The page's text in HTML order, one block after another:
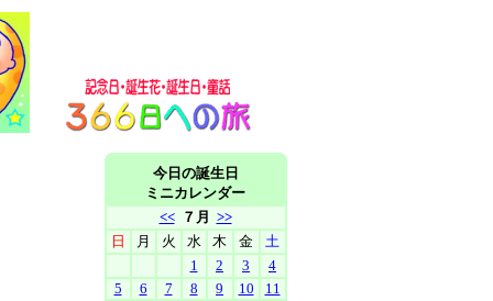
今日の誕生日
ミニカレンダー
<<
７月 >>
日
月 火 水 木 金
土
1
2 3
4
5
6 7 8 9 10
11